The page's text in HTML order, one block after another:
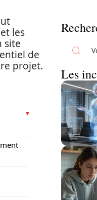
les
site
de
projet.
Les